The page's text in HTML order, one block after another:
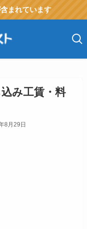
まれています
み工賃・料
8月29日